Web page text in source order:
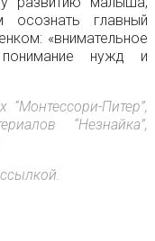
осознать главный
«внимательное
нужд и
Питер”,
“Незнайка”,